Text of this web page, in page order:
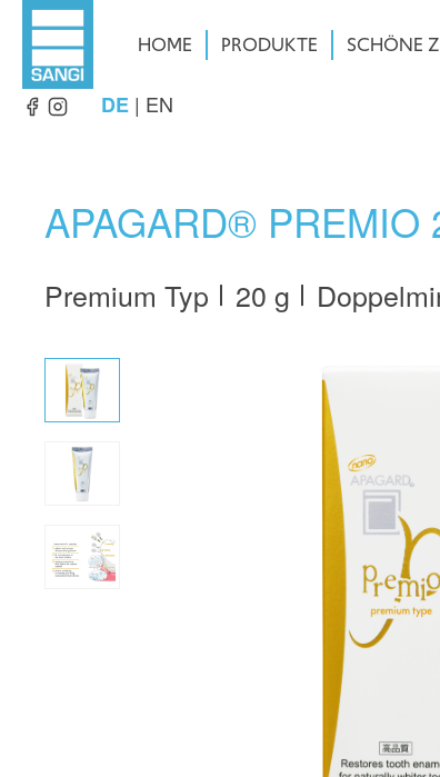
HOME PRODUKTE SCHÖNE
DE | EN
APAGARD® PREMIO
Premium Typ 20 g